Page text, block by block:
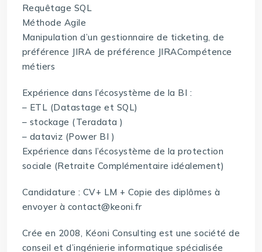
Requêtage SQL
Méthode Agile
Manipulation d’un gestionnaire de ticketing, de
préférence JIRA de préférence JIRACompétence
métiers
Expérience dans l’écosystème de la BI :
– ETL (Datastage et SQL)
– stockage (Teradata )
– dataviz (Power BI )
Expérience dans l’écosystème de la protection
sociale (Retraite Complémentaire idéalement)
Candidature : CV+ LM + Copie des diplômes à
envoyer à contact@keoni.fr
Crée en 2008, Kéoni Consulting est une société de
conseil et d’ingénierie informatique spécialisée